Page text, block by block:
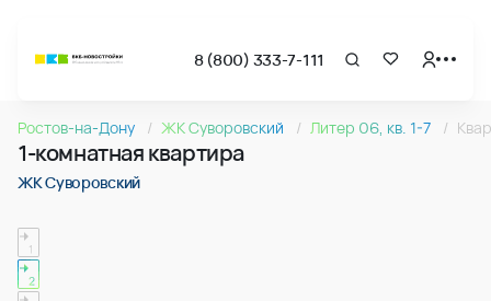
8 (800) 333-7-111
Квартира № 165 в ЖК Суворовский : подъезд 2, этаж 8,
1-комнатная квартира 38.21м2 в ЖК Суворовский, №165
1-комнатная квартира 38.21м2 в ЖК Суворовский, №165
Ростов-на-Дону ЖК Суворовский Литер 06, кв. 1-7
1-комнатная квартира
ЖК Суворовский